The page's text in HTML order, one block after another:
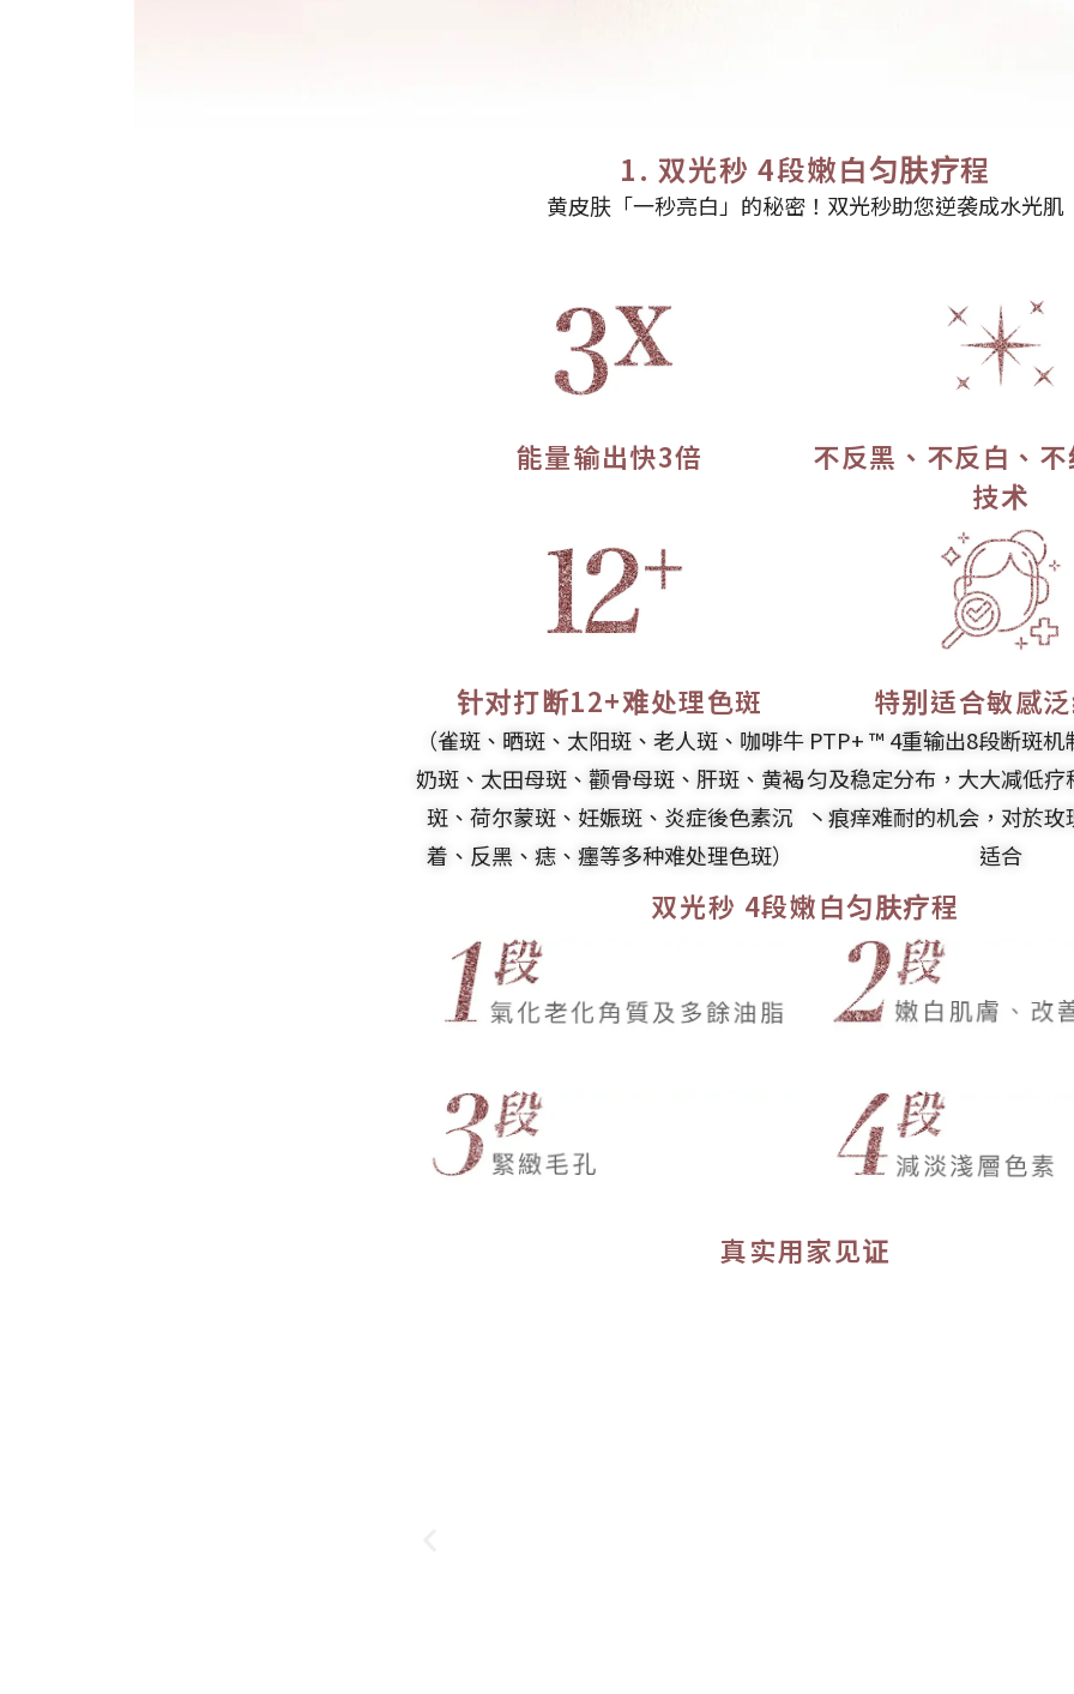
1. 双光秒 4段嫩白匀肤疗程
黄皮肤「一秒亮白」的秘密！双光秒助您逆袭成水光肌
能量输出快3倍
不反黑、不反白、
技术
针对打断12+难处理色斑
（雀斑、晒斑、太阳斑、老人斑、咖啡牛
奶斑、太田母斑、颧骨母斑、肝斑、黄褐
斑、荷尔蒙斑、妊娠斑、炎症後色素沉
着、反黑、痣、癦等多种难处理色斑）
特别适合敏感
PTP+ ™ 4重输出8段断斑机
匀及稳定分布，大大减低疗
丶痕痒难耐的机会，对於
适合
双光秒 4段嫩白匀肤疗程
真实用家见证